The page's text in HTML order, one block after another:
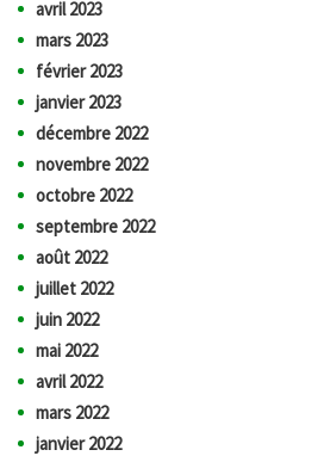
avril 2023
mars 2023
février 2023
janvier 2023
décembre 2022
novembre 2022
octobre 2022
septembre 2022
août 2022
juillet 2022
juin 2022
mai 2022
avril 2022
mars 2022
janvier 2022